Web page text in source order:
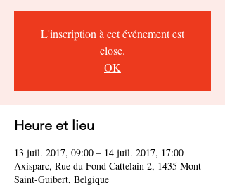
L'inscription à cet événement est
close.
OK
Heure et lieu
13 juil. 2017, 09:00 – 14 juil. 2017, 17:00
Axisparc, Rue du Fond Cattelain 2, 1435 Mont-
Saint-Guibert, Belgique